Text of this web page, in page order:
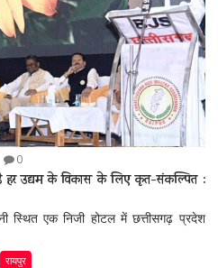
0
हर उद्यम के विकास के लिए कृत-संकल्पित :
स्थित एक निजी होटल में छत्तीसगढ़ प्रदेश
रायपुर